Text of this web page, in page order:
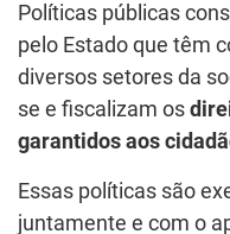
Políticas públicas
pelo Estado que têm
diversos setores da
se e fiscalizam os
garantidos aos
Essas políticas são
juntamente e com o